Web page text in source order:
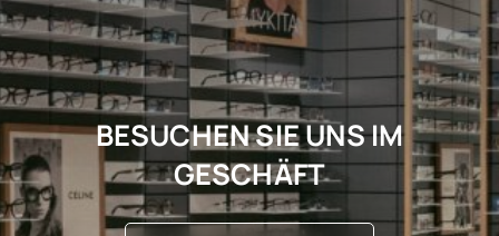
BESUCHEN SIE UNS IM
GESCHÄFT